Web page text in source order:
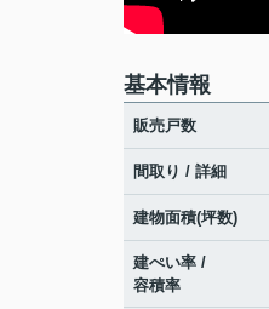
基本情報
販売戸数
間取り / 詳細
建物面積(坪数)
建ぺい率 /
容積率